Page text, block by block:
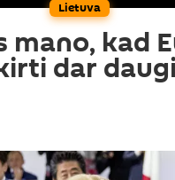
Lietuva
mano, kad
dar